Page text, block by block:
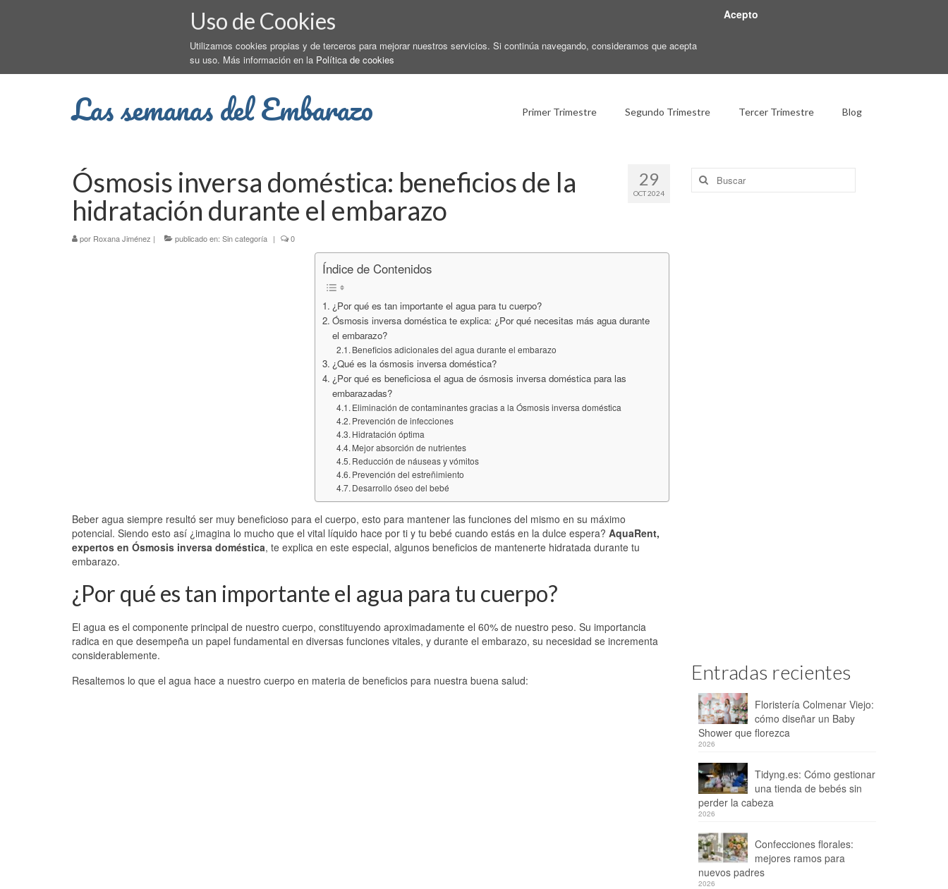
Uso de Cookies
Utilizamos cookies propias y de terceros para mejorar nuestros servicios. Si continúa navegando, consideramos que acepta
su uso. Más información en la Política de cookies
Acepto
Las semanas del Embarazo Primer Trimestre Segundo Trimestre Tercer Trimestre Blog
29
OCT 2024
Ósmosis inversa doméstica: beneficios de la
hidratación durante el embarazo
por Roxana Jiménez | publicado en: Sin categoría | 0
Índice de Contenidos
¿Por qué es tan importante el agua para tu cuerpo?
Ósmosis inversa doméstica te explica: ¿Por qué necesitas más agua durante
el embarazo?
Beneficios adicionales del agua durante el embarazo
¿Qué es la ósmosis inversa doméstica?
¿Por qué es beneficiosa el agua de ósmosis inversa doméstica para las
embarazadas?
Eliminación de contaminantes gracias a la Ósmosis inversa doméstica
Prevención de infecciones
Hidratación óptima
Mejor absorción de nutrientes
Reducción de náuseas y vómitos
Prevención del estreñimiento
Desarrollo óseo del bebé
Beber agua siempre resultó ser muy beneficioso para el cuerpo, esto para mantener las funciones del mismo en su máximo
potencial. Siendo esto así ¿imagina lo mucho que el vital líquido hace por ti y tu bebé cuando estás en la dulce espera? AquaRent,
expertos en Ósmosis inversa doméstica, te explica en este especial, algunos beneficios de mantenerte hidratada durante tu
embarazo.
¿Por qué es tan importante el agua para tu cuerpo?
El agua es el componente principal de nuestro cuerpo, constituyendo aproximadamente el 60% de nuestro peso. Su importancia
radica en que desempeña un papel fundamental en diversas funciones vitales, y durante el embarazo, su necesidad se incrementa
considerablemente.
Resaltemos lo que el agua hace a nuestro cuerpo en materia de beneficios para nuestra buena salud:
Buscar
por:
Entradas recientes
Floristería Colmenar Viejo:
cómo diseñar un Baby
Shower que florezca
2026
Tidyng.es: Cómo gestionar
una tienda de bebés sin
perder la cabeza
2026
Confecciones florales:
mejores ramos para
nuevos padres
2026